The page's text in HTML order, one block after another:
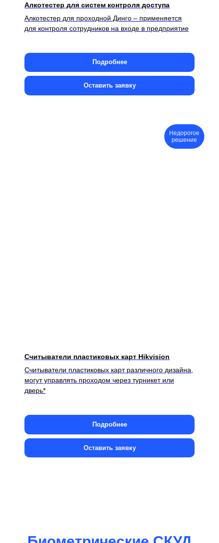
Алкотестер для систем контроля доступа
Алкотестер для проходной Динго – применяется
для контроля сотрудников на входе в предприятие
Подробнее
Оставить заявку
Недорогое
решение
Считыватели пластиковых карт Hikvision
Считыватели пластиковых карт различного дизайна,
могут управлять проходом через турникет или
дверь*
Подробнее
Оставить заявку